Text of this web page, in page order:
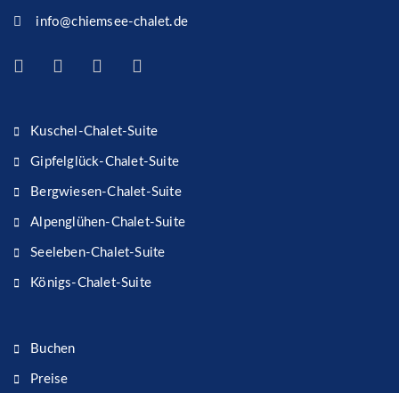
info@chiemsee-chalet.de
Kuschel-Chalet-Suite
Gipfelglück-Chalet-Suite
Bergwiesen-Chalet-Suite
Alpenglühen-Chalet-Suite
Seeleben-Chalet-Suite
Königs-Chalet-Suite
Buchen
Preise